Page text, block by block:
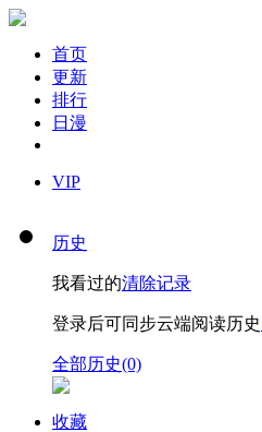
首页
更新
排行
日漫
VIP
历史
我看过的清除记录
登录后可同步云端阅读历史
全部历史(0)
收藏